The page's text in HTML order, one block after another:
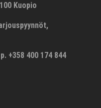
Kuopio
+358 400 174 844